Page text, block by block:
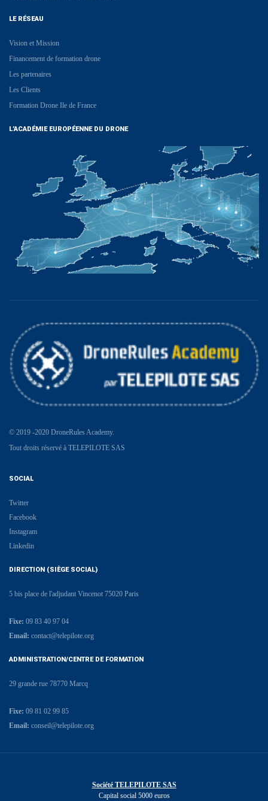
LE RÉSEAU
Vision et Mission
Financement de formation drone
Les partenaires
Les Clients
Formation Drone Ile de France
L’ACADÉMIE EUROPÉENNE DU DRONE
© 2019 -2020 DroneRules Academy.
Tout droits réservé à TELEPILOTE SAS
SOCIAL
Twitter
Facebook
Instagram
Linkedin
DIRECTION (SIÈGE SOCIAL)
5 bis place de l'adjudant Vincenot 75020 Paris
Fixe: 09 83 40 97 04
Email: contact@telepilote.org
ADMINISTRATION/CENTRE DE FORMATION
29 grande rue 78770 Marcq
Fixe: 09 81 02 99 85
Email: conseil@telepilote.org
Société TELEPILOTE SAS
Capital social 5000 euros